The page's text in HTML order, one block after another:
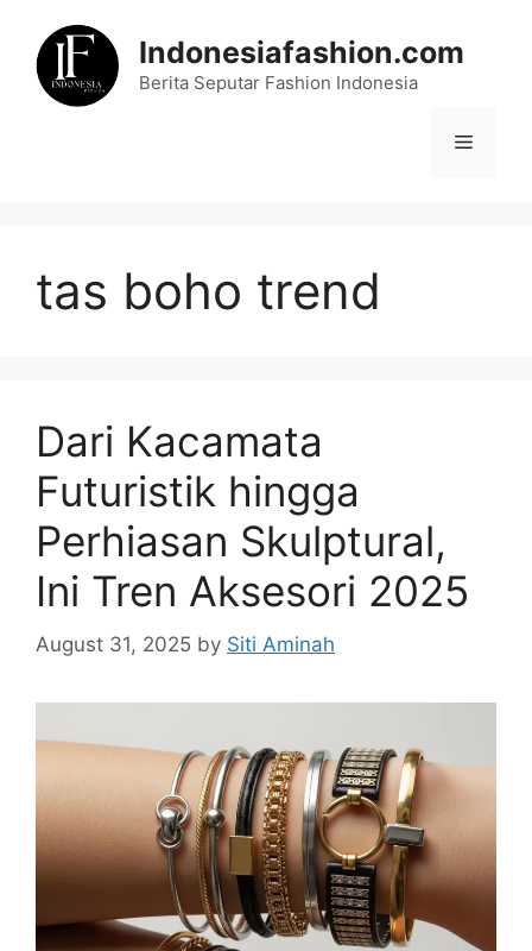
content
Indonesiafashion.com
Berita Seputar Fashion Indonesia
Menu
tas boho trend
Dari Kacamata
Futuristik hingga
Perhiasan Skulptural,
Ini Tren Aksesori 2025
August 31, 2025 by Siti Aminah